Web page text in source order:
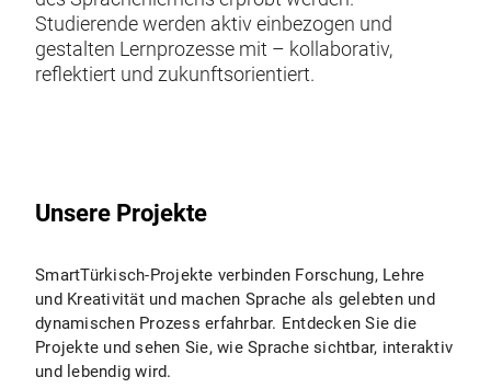
Studierende werden aktiv einbezogen und
gestalten Lernprozesse mit – kollaborativ,
reflektiert und zukunftsorientiert.
Unsere Projekte
SmartTürkisch-Projekte verbinden Forschung, Lehre
und Kreativität und machen Sprache als gelebten und
dynamischen Prozess erfahrbar. Entdecken Sie die
Projekte und sehen Sie, wie Sprache sichtbar, interaktiv
und lebendig wird.